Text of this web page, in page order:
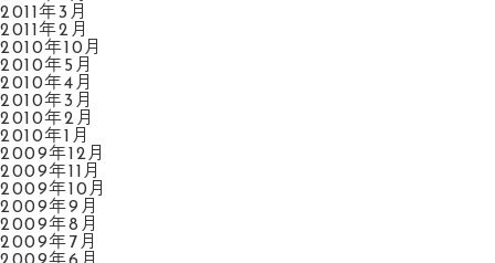
2011年3月
2011年2月
2010年10月
2010年5月
2010年4月
2010年3月
2010年2月
2010年1月
2009年12月
2009年11月
2009年10月
2009年9月
2009年8月
2009年7月